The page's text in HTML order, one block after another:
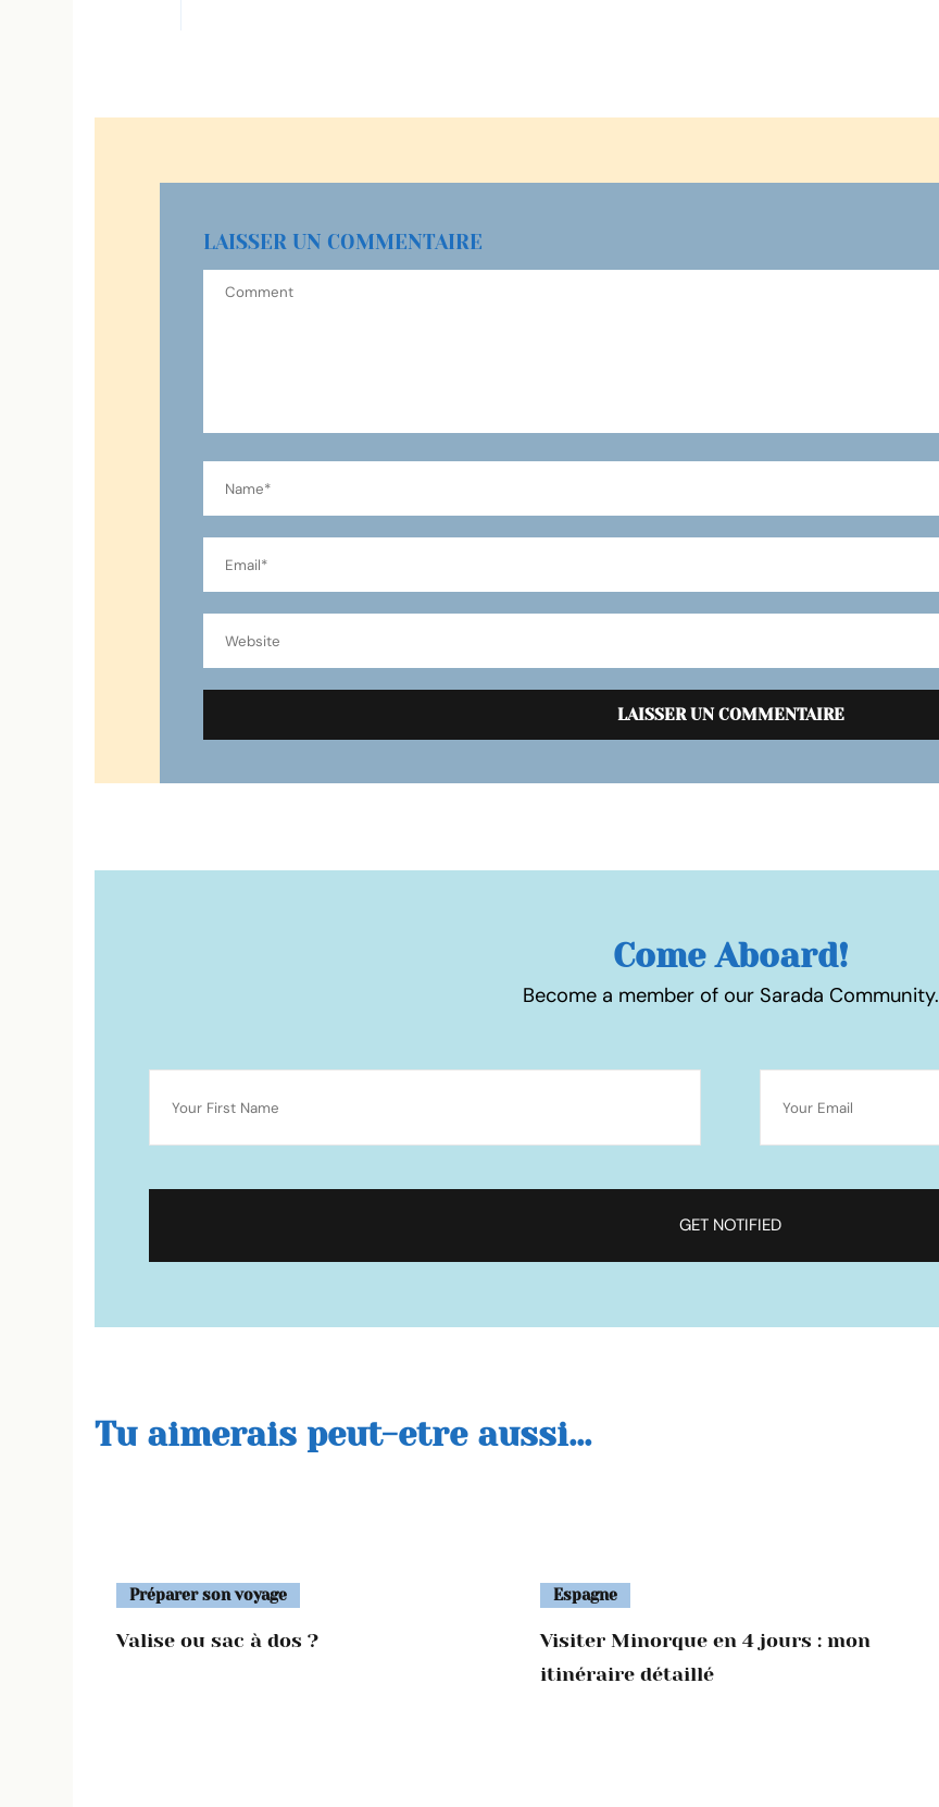
LAISSER UN COMMENTAIRE
Come Aboard!
Become a member of our Sarada Community.
Tu aimerais peut-etre aussi...
Préparer son voyage
Valise ou sac à dos ?
Espagne
Visiter Minorque en 4 jours : mon
itinéraire détaillé